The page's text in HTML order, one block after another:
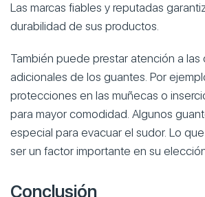
Las marcas fiables y reputadas
durabilidad de sus productos.
También puede prestar atención a las
adicionales de los guantes. Por
protecciones en las muñecas o
para mayor comodidad. Algunos
especial para evacuar el sudor. Lo
ser un factor importante en su
Conclusión